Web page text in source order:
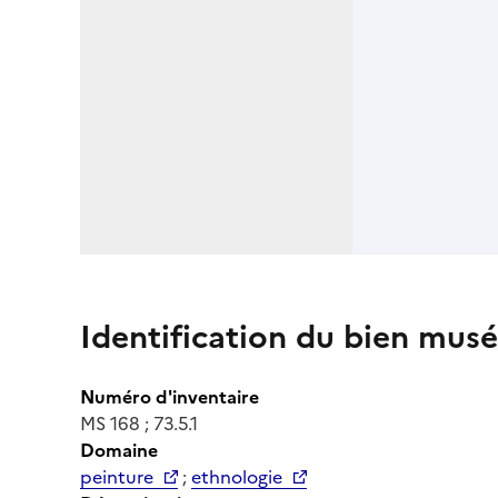
Identification du bien
Numéro d'inventaire
MS 168 ; 73.5.1
Domaine
peinture
;ethnologie